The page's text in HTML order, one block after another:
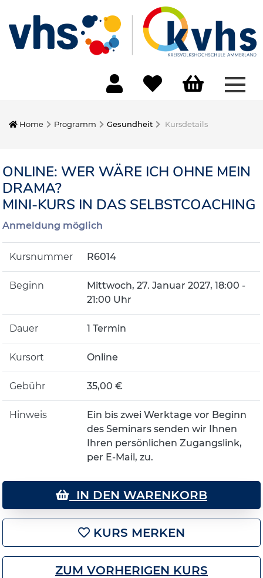
Home Programm Gesundheit Kursdetails
ONLINE: WER WÄRE ICH OHNE MEIN
DRAMA?
MINI-KURS IN DAS SELBSTCOACHING
Anmeldung möglich
Kursnummer R6014
Beginn
Mittwoch, 27. Januar 2027, 18:00 -
21:00 Uhr
Dauer 1 Termin
Kursort Online
Gebühr 35,00 €
Hinweis
Ein bis zwei Werktage vor Beginn
des Seminars senden wir Ihnen
Ihren persönlichen Zugangslink,
per E-Mail, zu.
IN DEN WARENKORB
KURS MERKEN
ZUM VORHERIGEN KURS